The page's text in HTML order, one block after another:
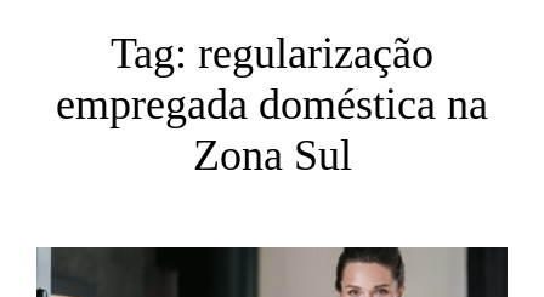
Tag: regularização
empregada doméstica na
Zona Sul